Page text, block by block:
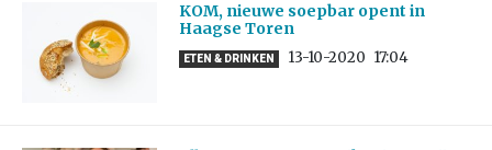
KOM, nieuwe soepbar opent in
Haagse Toren
ETEN & DRINKEN 13-10-2020 17:04